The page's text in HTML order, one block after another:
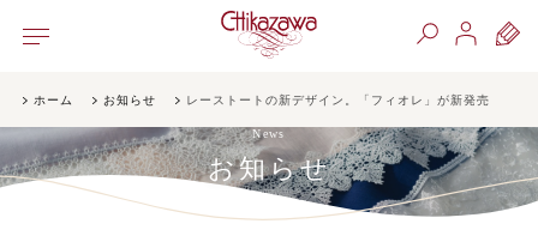
ホーム お知らせ レーストートの新デザイン。「フィオレ」が新発売
News
お知らせ